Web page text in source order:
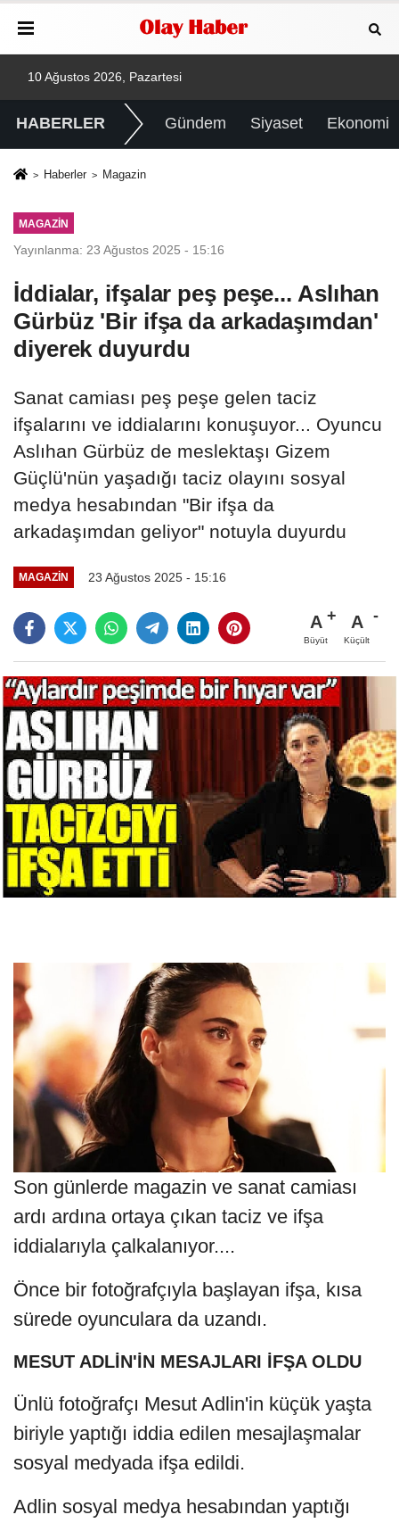
10 Ağustos 2026, Pazartesi
HABERLER Gündem Siyaset Ekonomi
Haberler Magazin
MAGAZIN
Yayınlanma: 23 Ağustos 2025 - 15:16
İddialar, ifşalar peş peşe... Aslıhan
Gürbüz 'Bir ifşa da arkadaşımdan'
diyerek duyurdu
Sanat camiası peş peşe gelen taciz
ifşalarını ve iddialarını konuşuyor... Oyuncu
Aslıhan Gürbüz de meslektaşı Gizem
Güçlü'nün yaşadığı taciz olayını sosyal
medya hesabından "Bir ifşa da
arkadaşımdan geliyor" notuyla duyurdu
MAGAZIN 23 Ağustos 2025 - 15:16
A
Büyüt
A
Küçült
Son günlerde magazin ve sanat camiası
ardı ardına ortaya çıkan taciz ve ifşa
iddialarıyla çalkalanıyor....
Önce bir fotoğrafçıyla başlayan ifşa, kısa
sürede oyunculara da uzandı.
MESUT ADLİN'İN MESAJLARI İFŞA OLDU
Ünlü fotoğrafçı Mesut Adlin'in küçük yaşta
biriyle yaptığı iddia edilen mesajlaşmalar
sosyal medyada ifşa edildi.
Adlin sosyal medya hesabından yaptığı